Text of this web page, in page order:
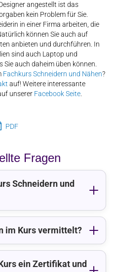
angestellt ist das
kein Problem für Sie.
in einer Firma arbeiten, die
können Sie auch auf
anbieten und durchführen. In
sind auch Laptop und
auch daheim üben können.
Fachkurs Schneidern und Nähen?
auf! Weitere interessante
unserer Facebook Seite.
PDF
Fragen
Schneidern und
im Kurs vermittelt?
ein Zertifikat und